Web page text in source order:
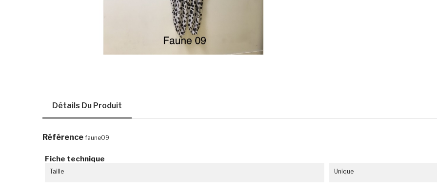
Détails Du Produit
Référence faune09
Fiche technique
Taille Unique